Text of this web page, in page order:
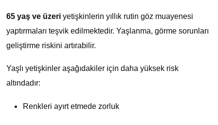
65 yaş ve üzeriyetişkinlerin yıllık rutin göz muayenesi
yaptırmaları teşvik edilmektedir. Yaşlanma, görme sorunları
geliştirme riskini artırabilir.
Yaşlı yetişkinler aşağıdakiler için daha yüksek risk
altındadır:
Renkleri ayırt etmede zorluk